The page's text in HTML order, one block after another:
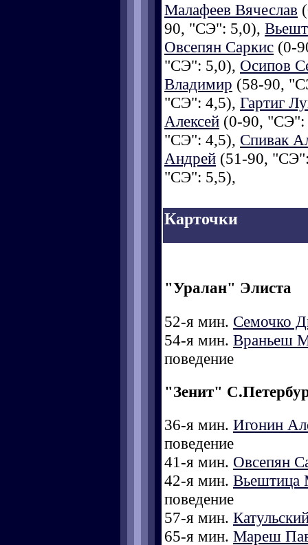
Малафеев Вячеслав
90, "СЭ": 5,0),
Овсепян Саркис (0-
"СЭ": 5,0), Осипов
Владимир (58-90,
"СЭ": 4,5), Гартиг
Алексей (0-90,
"СЭ": 4,5), Спивак
Андрей (51-90,
"СЭ": 5,5),
Карточки
"Уралан" Элиста
52-я мин. Семочко
54-я мин. Враньеш
поведение
"Зенит"
36-я мин. Игонин
поведение
41-я мин. Овсепян
42-я мин. Вьештица
поведение
57-я мин.
65-я мин. Мареш